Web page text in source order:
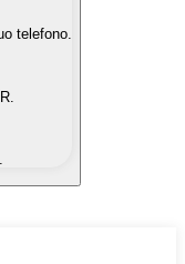
in modo
fiat quando ne
self-custodial.
telefono.